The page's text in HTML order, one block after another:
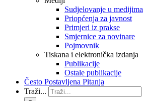
Sudjelovanje u medijima
Priopćenja za javnost
Primjeri iz prakse
Smjernice za novinare
Pojmovnik
Tiskana i elektronička izdanja
Publikacije
Ostale publikacije
Često Postavljena Pitanja
Traži...